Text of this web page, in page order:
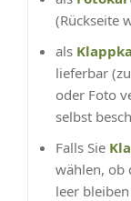
(Rückseite
als
lieferbar
oder Foto
selbst
Falls Sie
wählen, ob
leer